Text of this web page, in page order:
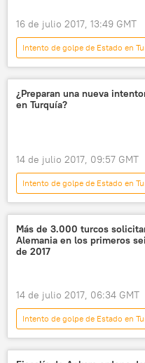
16 de julio 2017, 13:49 GMT
Intento de golpe de Estado en
🌍 Oriente Medio
Recep Tayyip Erdogan
noticias
¿Preparan una nueva
en Turquía?
14 de julio 2017, 09:57 GMT
Intento de golpe de Estado en
política
🌍 Oriente
Binali Yildirim
Fethulá
noticias
Más de 3.000 turcos
Alemania en los primeros
de 2017
14 de julio 2017, 06:34 GMT
Intento de golpe de Estado en
Internacional
🌍
Turquía
Alemania